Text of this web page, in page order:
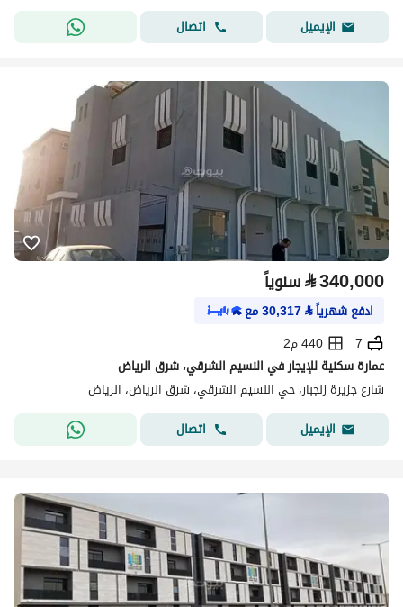
الإيميل
اتصال
⃁340,000 سنوياً
ادفع شهرياً⃁
30,317مع
7
440 م2
عمارة سكنية للإيجار في النسيم الشرقي، شرق الرياض
شارع جزيرة زنجبار، حي النسيم الشرقي، شرق الرياض، الرياض
الإيميل
اتصال